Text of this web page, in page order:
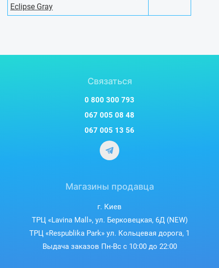
Eclipse Gray
Связаться
0 800 300 793
067 005 08 48
067 005 13 56
Магазины продавца
г. Киев
ТРЦ «Lavina Mall», ул. Берковецкая, 6Д (NEW)
ТРЦ «Respublika Park» ул. Кольцевая дорога, 1
Выдача заказов Пн-Вс с 10:00 до 22:00